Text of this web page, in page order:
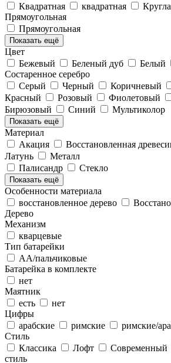
Квадратная
квадратная
Прямоугольная
Прямоугольная
Показать ещё
Цвет
Бежевый
Беленый дуб Белый
Состаренное серебро
Серый
Черный Коричневый
Красный
Розовый Фиолетовый
Бирюзовый
Синий Мультиколор
Показать ещё
Материал
Акация
Восстановленная
Латунь
Металл
Палисандр
Стекло
Показать ещё
Особенности материала
восстановленное дерево
Дерево
Механизм
кварцевые
Тип батарейки
АА/пальчиковые
Батарейка в комплекте
нет
Маятник
есть
нет
Цифры
арабские
римские
римские/
Стиль
Классика
Лофт Современный
стиль